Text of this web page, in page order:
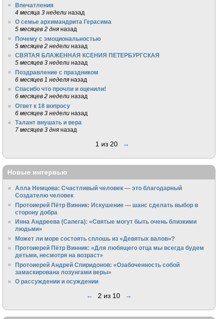
Впечатления
4 месяца 3 недели назад
О семье архимандрита Герасима
5 месяцев 2 дня назад
Почему с эмоциональностью
5 месяцев 2 недели назад
СВЯТАЯ БЛАЖЕННАЯ КСЕНИЯ ПЕТЕРБУРГСКАЯ
5 месяцев 3 недели назад
Поздравление с праздником
6 месяцев 1 неделя назад
Спасибо что прочли и оценили!
6 месяцев 2 недели назад
Ответ к 18 вопросу
6 месяцев 3 недели назад
Талант внушать и вера
7 месяцев 3 дня назад
1 из 20 →
Новые интервью
Алла Немцова: Счастливый человек — это благодарный
Создателю человек
Протоиерей Пётр Винник: Искушение — шанс сделать выбор в
сторону добра
Инна Андреева (Сапега): «Святые могут быть очень близкими
людьми»
Может ли море состоять сплошь из «Девятых валов»?
Протоиерей Пётр Винник: «Для любящего отца мы всегда будем
детьми, несмотря на возраст»
Протоиерей Андрей Спиридонов: «Озабоченность собой
замаскирована лозунгами веры»
О рассуждении и осуждении
← 2 из 10 →